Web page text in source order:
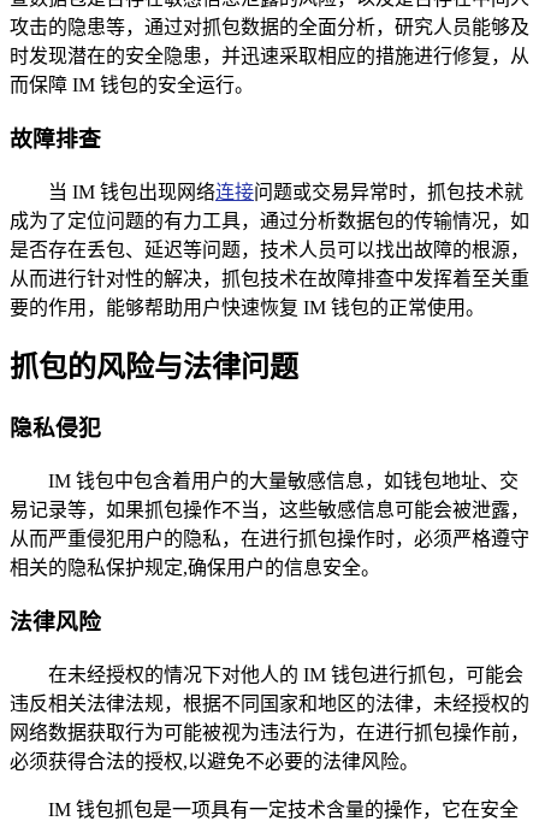
攻击的隐患等，通过对抓包数据的全面分析，研究人员能够及
时发现潜在的安全隐患，并迅速采取相应的措施进行修复，从
而保障 IM 钱包的安全运行。
故障排查
当 IM 钱包出现网络连接问题或交易异常时，抓包技术就
成为了定位问题的有力工具，通过分析数据包的传输情况，如
是否存在丢包、延迟等问题，技术人员可以找出故障的根源，
从而进行针对性的解决，抓包技术在故障排查中发挥着至关重
要的作用，能够帮助用户快速恢复 IM 钱包的正常使用。
抓包的风险与法律问题
隐私侵犯
IM 钱包中包含着用户的大量敏感信息，如钱包地址、交
易记录等，如果抓包操作不当，这些敏感信息可能会被泄露，
从而严重侵犯用户的隐私，在进行抓包操作时，必须严格遵守
相关的隐私保护规定,确保用户的信息安全。
法律风险
在未经授权的情况下对他人的 IM 钱包进行抓包，可能会
违反相关法律法规，根据不同国家和地区的法律，未经授权的
网络数据获取行为可能被视为违法行为，在进行抓包操作前，
必须获得合法的授权,以避免不必要的法律风险。
IM 钱包抓包是一项具有一定技术含量的操作，它在安全